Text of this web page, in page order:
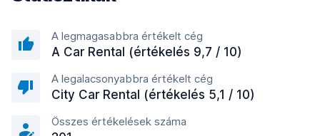
A legmagasabbra értékelt cég
A Car Rental (értékelés 9,7 / 10)
A legalacsonyabbra értékelt cég
City Car Rental (értékelés 5,1 / 10)
Összes értékelések száma